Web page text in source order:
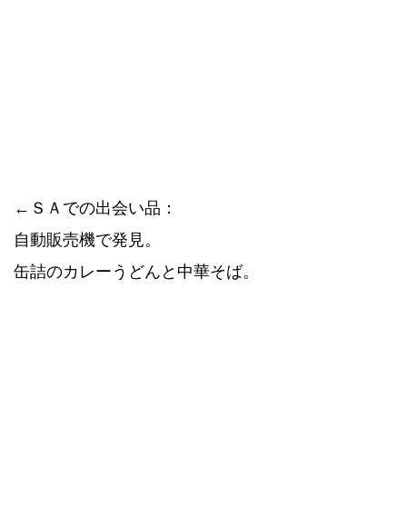
←ＳＡでの出会い品：
自動販売機で発見。
缶詰のカレーうどんと中華そば。